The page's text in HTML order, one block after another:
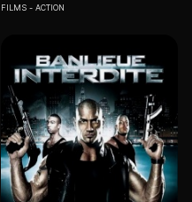
FILMS ACTION